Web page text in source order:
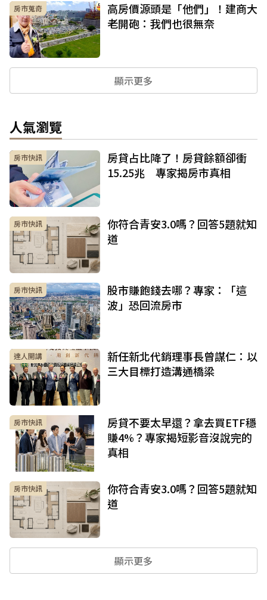
房市蒐奇
高房價源頭是「他們」！建商大
老開砲：我們也很無奈
顯示更多
人氣瀏覽
房市快訊
房貸占比降了！房貸餘額卻衝
15.25兆 專家揭房市真相
房市快訊
你符合青安3.0嗎？回答5題就知
道
房市快訊
股市賺飽錢去哪？專家：「這
波」恐回流房市
達人開講
新任新北代銷理事長曾謀仁：以
三大目標打造溝通橋梁
房市快訊
房貸不要太早還？拿去買ETF穩
賺4%？專家揭短影音沒說完的
真相
房市快訊
你符合青安3.0嗎？回答5題就知
道
顯示更多